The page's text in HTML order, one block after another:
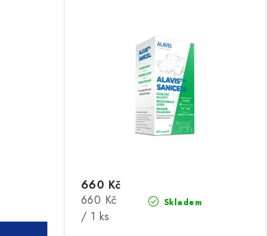
Skladem
660 Kč
Měrná
cena:
660 Kč
/ 1 ks